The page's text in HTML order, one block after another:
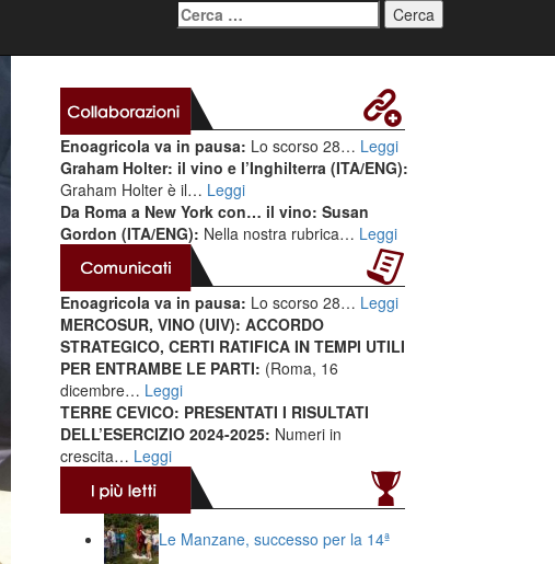
Ricerca
per:
Enoagricola va in pausa: Lo scorso 28… Leggi
Graham Holter: il vino e l’Inghilterra (ITA/ENG):
Graham Holter è il… Leggi
Da Roma a New York con… il vino: Susan
Gordon (ITA/ENG): Nella nostra rubrica… Leggi
Enoagricola va in pausa: Lo scorso 28… Leggi
MERCOSUR, VINO (UIV): ACCORDO
STRATEGICO, CERTI RATIFICA IN TEMPI UTILI
PER ENTRAMBE LE PARTI: (Roma, 16
dicembre… Leggi
TERRE CEVICO: PRESENTATI I RISULTATI
DELL’ESERCIZIO 2024-2025: Numeri in
crescita… Leggi
Le Manzane, successo per la 14ª